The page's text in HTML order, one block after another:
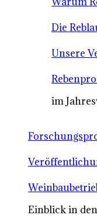
Die
Unsere
im
Einblick in